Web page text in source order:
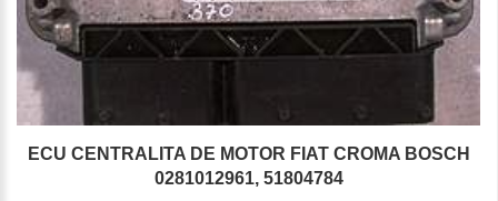
ECU CENTRALITA DE MOTOR FIAT CROMA BOSCH
0281012961, 51804784